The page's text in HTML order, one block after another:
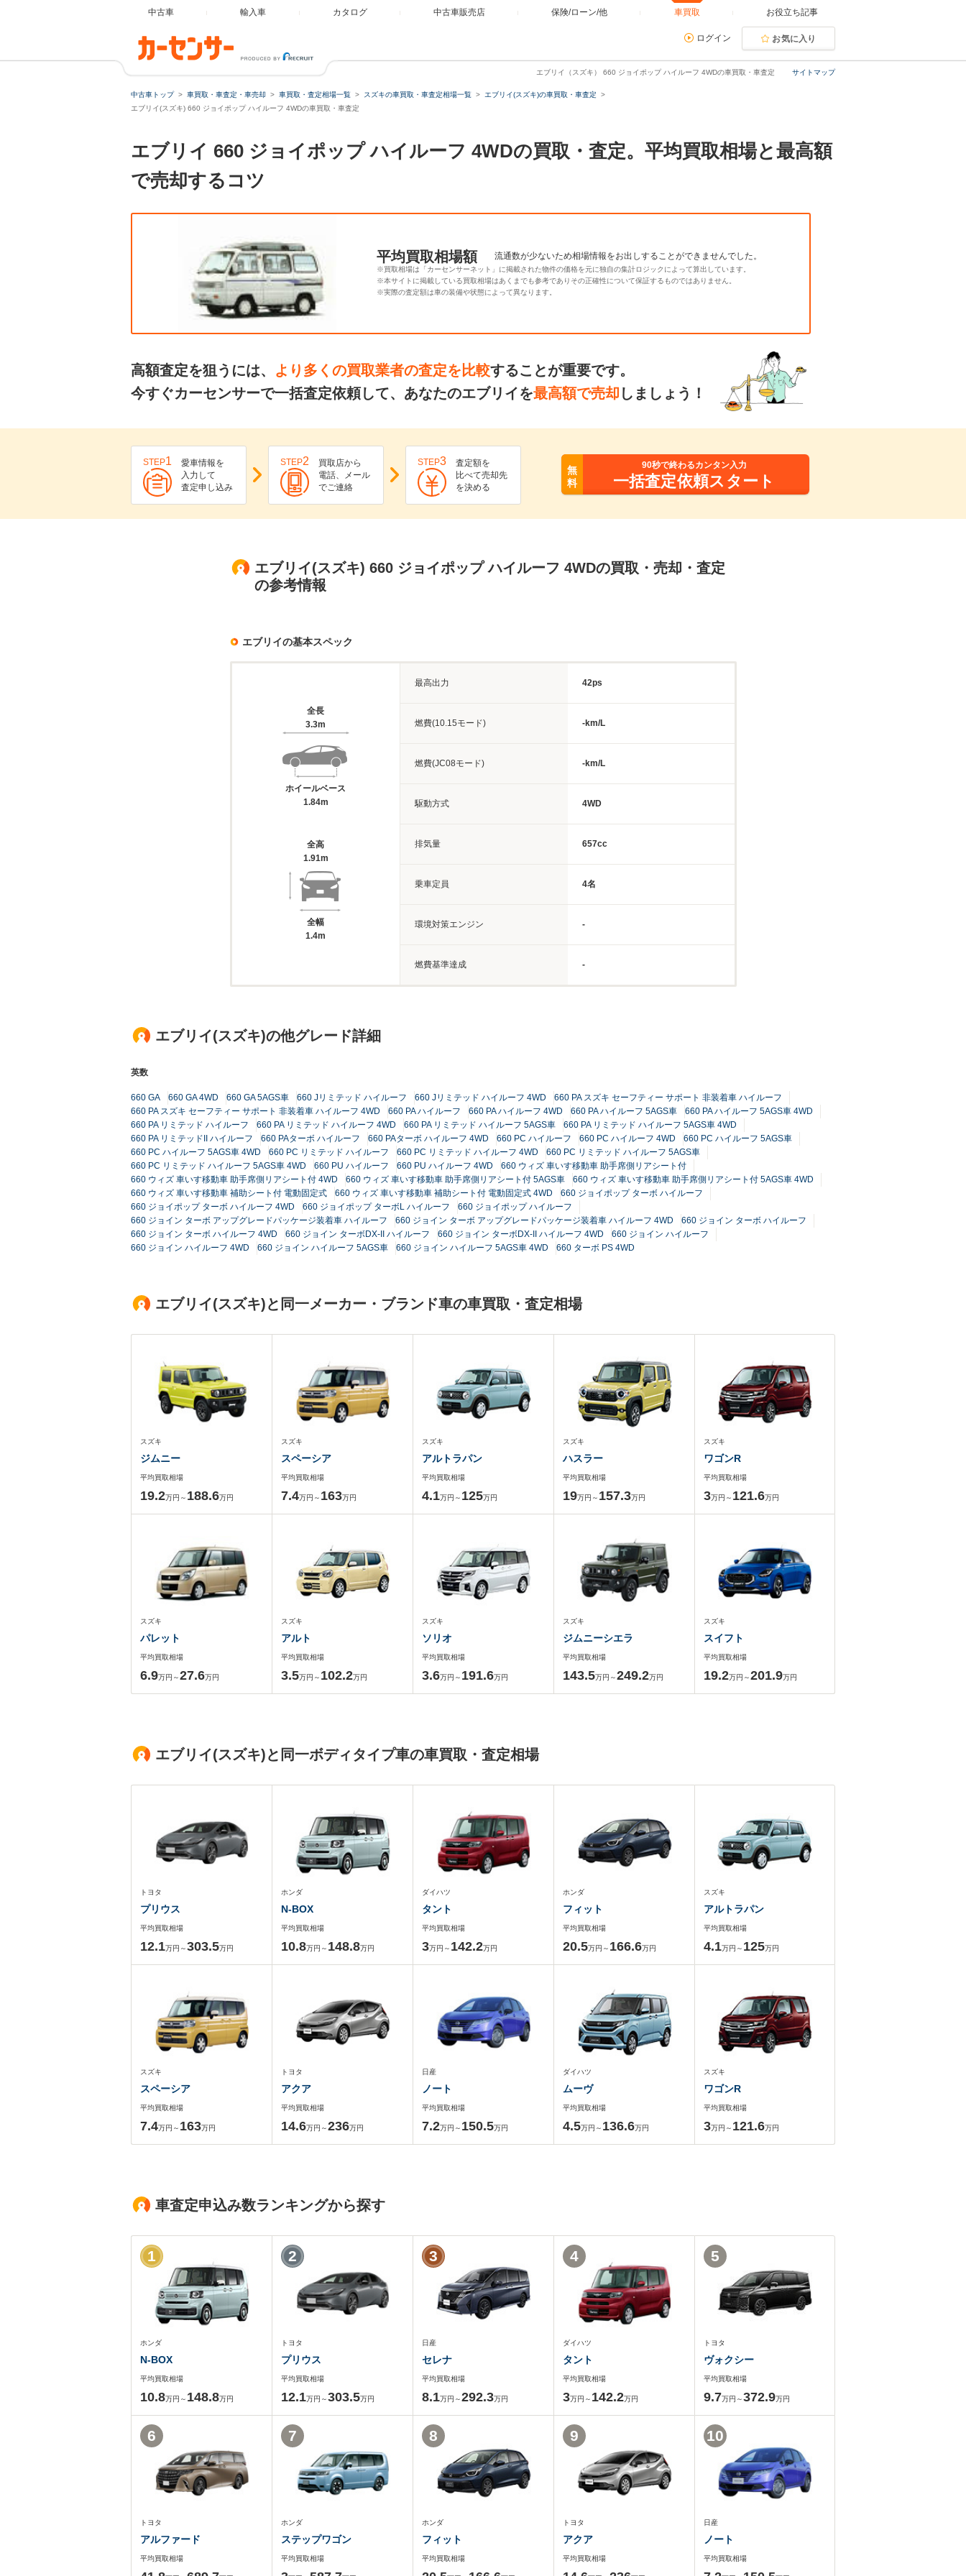
中古車 輸入車 カタログ 中古車販売店 保険/ローン/他 車買取 お役立ち記事
ログイン お気に入り
サイトマップ
エブリイ（スズキ） 660 ジョイポップ ハイルーフ 4WDの車買取・車査定
中古車トップ 車買取・車査定・車売却 車買取・査定相場一覧 スズキの車買取・車査定相場一覧
エブリイ(スズキ)の車買取・車査定
エブリイ(スズキ) 660 ジョイポップ ハイルーフ 4WDの車買取・車査定
エブリイ 660 ジョイポップ ハイルーフ 4WDの買取・査定。平均買取相場と最高額
で売却するコツ
平均買取相場額 流通数が少ないため相場情報をお出しすることができませんでした。
※買取相場は「カーセンサーネット」に掲載された物件の価格を元に独自の集計ロジックによって算出しています。
※本サイトに掲載している買取相場はあくまでも参考でありその正確性について保証するものではありません。
※実際の査定額は車の装備や状態によって異なります。
高額査定を狙うには、 より多くの買取業者の査定を比較することが重要です。
今すぐカーセンサーで一括査定依頼して、あなたのエブリイを最高額で売却 しましょう！
STEP1
愛車情報を
入力して
査定申し込み
STEP2
買取店から
電話、メール
でご連絡
STEP3
査定額を
比べて売却先
を決める
無
料
90秒で終わるカンタン入力
一括査定依頼スタート
エブリイ(スズキ) 660 ジョイポップ ハイルーフ 4WDの買取・売却・査定
の参考情報
エブリイの基本スペック
全長
3.3m
ホイールベース
1.84m
全高
1.91m
全幅
1.4m
最高出力 42ps
燃費(10.15モード) -km/L
燃費(JC08モード) -km/L
駆動方式 4WD
排気量 657cc
乗車定員 4名
環境対策エンジン -
燃費基準達成 -
エブリイ(スズキ)の他グレード詳細
英数
660 GA 660 GA 4WD 660 GA 5AGS車 660 Jリミテッド ハイルーフ 660 Jリミテッド ハイルーフ 4WD
660 PA スズキ セーフティー サポート 非装着車 ハイルーフ
660 PA スズキ セーフティー サポート 非装着車 ハイルーフ 4WD
660 PA ハイルーフ 660 PA ハイルーフ 4WD 660 PA ハイルーフ 5AGS車
660 PA ハイルーフ 5AGS車 4WD
660 PA リミテッド ハイルーフ
660 PA リミテッド ハイルーフ 4WD 660 PA リミテッド ハイルーフ 5AGS車
660 PA リミテッド ハイルーフ 5AGS車 4WD
660 PA リミテッドII ハイルーフ
660 PAターボ ハイルーフ 660 PAターボ ハイルーフ 4WD 660 PC ハイルーフ 660 PC ハイルーフ 4WD
660 PC ハイルーフ 5AGS車
660 PC ハイルーフ 5AGS車 4WD
660 PC リミテッド ハイルーフ 660 PC リミテッド ハイルーフ 4WD
660 PC リミテッド ハイルーフ 5AGS車
660 PC リミテッド ハイルーフ 5AGS車 4WD
660 PU ハイルーフ 660 PU ハイルーフ 4WD
660 ウィズ 車いす移動車 助手席側リアシート付
660 ウィズ 車いす移動車 助手席側リアシート付 4WD
660 ウィズ 車いす移動車 助手席側リアシート付 5AGS車
660 ウィズ 車いす移動車 助手席側リアシート付 5AGS車 4WD
660 ウィズ 車いす移動車 補助シート付 電動固定式
660 ウィズ 車いす移動車 補助シート付 電動固定式 4WD
660 ジョイポップ ターボ ハイルーフ
660 ジョイポップ ターボ ハイルーフ 4WD
660 ジョイポップ ターボL ハイルーフ
660 ジョイポップ ハイルーフ
660 ジョイン ターボ アップグレードパッケージ装着車 ハイルーフ
660 ジョイン ターボ アップグレードパッケージ装着車 ハイルーフ 4WD
660 ジョイン ターボ ハイルーフ
660 ジョイン ターボ ハイルーフ 4WD
660 ジョイン ターボDX-II ハイルーフ 660 ジョイン ターボDX-II ハイルーフ 4WD
660 ジョイン ハイルーフ
660 ジョイン ハイルーフ 4WD
660 ジョイン ハイルーフ 5AGS車 660 ジョイン ハイルーフ 5AGS車 4WD 660 ターボ PS 4WD
エブリイ(スズキ)と同一メーカー・ブランド車の車買取・査定相場
スズキ
ジムニー
平均買取相場
19.2万円～ 188.6万円
スズキ
スペーシア
平均買取相場
7.4万円～ 163万円
スズキ
アルトラパン
平均買取相場
4.1万円～ 125万円
スズキ
ハスラー
平均買取相場
19万円～ 157.3万円
スズキ
ワゴンR
平均買取相場
3万円～ 121.6万円
スズキ
パレット
平均買取相場
6.9万円～27.6万円
スズキ
アルト
平均買取相場
3.5万円～ 102.2万円
スズキ
ソリオ
平均買取相場
3.6万円～ 191.6万円
スズキ
ジムニーシエラ
平均買取相場
143.5万円～249.2万円
スズキ
スイフト
平均買取相場
19.2万円～201.9万円
エブリイ(スズキ)と同一ボディタイプ車の車買取・査定相場
トヨタ
プリウス
平均買取相場
12.1万円～303.5万円
ホンダ
N-BOX
平均買取相場
10.8万円～ 148.8万円
ダイハツ
タント
平均買取相場
3万円～ 142.2万円
ホンダ
フィット
平均買取相場
20.5万円～ 166.6万円
スズキ
アルトラパン
平均買取相場
4.1万円～ 125万円
スズキ
スペーシア
平均買取相場
7.4万円～ 163万円
トヨタ
アクア
平均買取相場
14.6万円～236万円
日産
ノート
平均買取相場
7.2万円～ 150.5万円
ダイハツ
ムーヴ
平均買取相場
4.5万円～ 136.6万円
スズキ
ワゴンR
平均買取相場
3万円～ 121.6万円
車査定申込み数ランキングから探す
ホンダ
N-BOX
平均買取相場
10.8万円～ 148.8万円
1
トヨタ
プリウス
平均買取相場
12.1万円～303.5万円
2
日産
セレナ
平均買取相場
8.1万円～292.3万円
3
ダイハツ
タント
平均買取相場
3万円～ 142.2万円
4
トヨタ
ヴォクシー
平均買取相場
9.7万円～372.9万円
5
トヨタ
アルファード
平均買取相場
6
ホンダ
ステップワゴン
平均買取相場
7
ホンダ
フィット
平均買取相場
8
トヨタ
アクア
平均買取相場
9
日産
ノート
平均買取相場
10